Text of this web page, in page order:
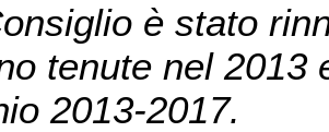
è stato
tenute nel 2013
2013-2017.